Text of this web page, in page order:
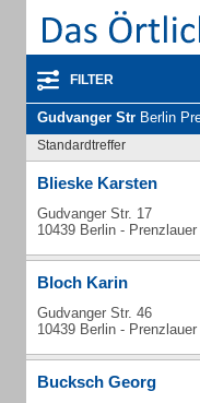
FILTER
Gudvanger Str Berlin Prenzlauer
Standardtreffer
Blieske Karsten
Gudvanger Str. 17
10439 Berlin -
Bloch Karin
Gudvanger Str. 46
10439 Berlin -
Bucksch Georg